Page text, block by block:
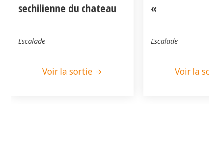
sechilienne du chateau
Escalade
Voir la sortie
«
Escalade
Voir la